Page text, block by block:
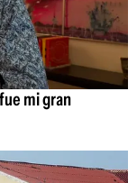
mi gran